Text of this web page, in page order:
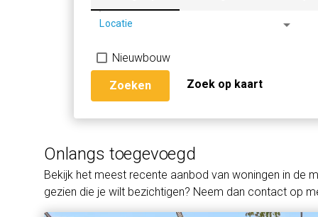
Locatie arrow_drop_down
Nieuwbouw
Zoeken Zoek op kaart
Onlangs toegevoegd
Bekijk het meest recente aanbod van woningen in de
gezien die je wilt bezichtigen? Neem dan contact op